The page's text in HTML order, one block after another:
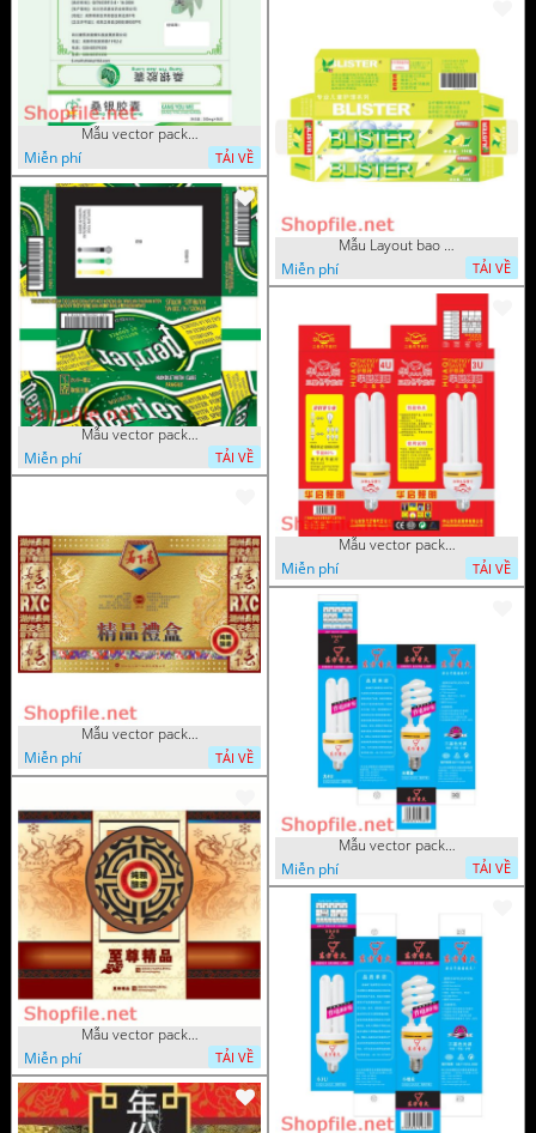
Mẫu vector package cây lá
Miễn phí
TẢI VỀ
Mẫu vector package mẫu mới đẹp
Miễn phí
TẢI VỀ
Mẫu vector package đẹp
Miễn phí
TẢI VỀ
Mẫu vector package cổ điển
Miễn phí
TẢI VỀ
Mẫu Layout bao bì bánh
Miễn phí
TẢI VỀ
Mẫu vector package bòng
Miễn phí
TẢI VỀ
Mẫu vector package bóng
Miễn phí
TẢI VỀ